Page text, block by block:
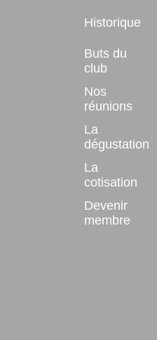
Historique
Buts du
club
Nos
réunions
La
dégustation
La
cotisation
Devenir
membre